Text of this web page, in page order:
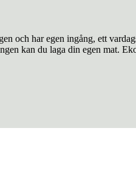
och har egen ingång, ett
kan du laga din egen mat.